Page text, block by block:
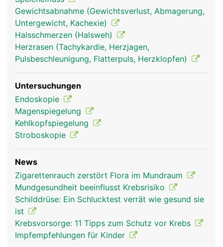
Kehlkopf Frau
Gewichtsabnahme (Gewichtsverlust, Abmagerung,
Untergewicht, Kachexie)
Halsschmerzen (Halsweh)
Herzrasen (Tachykardie, Herzjagen,
Pulsbeschleunigung, Flatterpuls, Herzklopfen)
Untersuchungen
Endoskopie
Magenspiegelung
Kehlkopfspiegelung
Stroboskopie
News
Zigarettenrauch zerstört Flora im Mundraum
Mundgesundheit beeinflusst Krebsrisiko
Schilddrüse: Ein Schlucktest verrät wie gesund sie
ist
Krebsvorsorge: 11 Tipps zum Schutz vor Krebs
Impfempfehlungen für Kinder